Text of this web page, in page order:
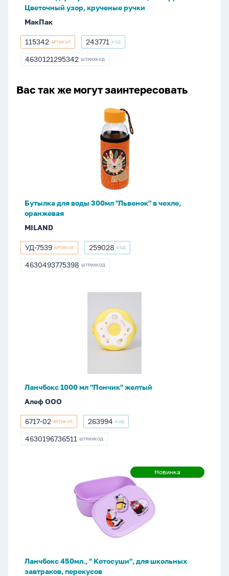
узор,
крученые
ручки
Цветочный узор, крученые ручки
МакПак
115342
115342 АРТИКУЛ 243771
243771 КОД
4630121295342
4630121295342 ШТРИХКОД
Вас так же могут заинтересовать
Бутылка для воды 300мл "Львенок" в чехле,
оранжевая
MILAND
УД-7539
УД-7539 АРТИКУЛ 259028
259028 КОД
4630493775398
4630493775398 ШТРИХКОД
Ланчбокс 1000 мл "Пончик" желтый
Алеф ООО
6717-
02
6717-02 АРТИКУЛ 263994
263994 КОД
4630196736511
4630196736511 ШТРИХКОД
Новинка
Новинка
Ланчбокс 450мл., " Котосуши", для школьных
завтраков, перекусов